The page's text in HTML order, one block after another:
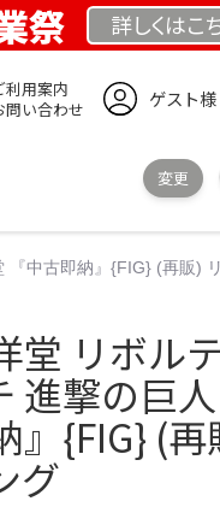
祭 詳しくはこ
利用案内
問い合わせ
ゲスト様
変更
中古即納』{FIG} (再販)
堂 リボル
進撃の巨
』{FIG} (
グ